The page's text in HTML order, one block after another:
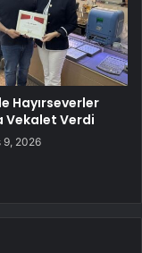
Hayırseverler
Vekalet Verdi
9, 2026